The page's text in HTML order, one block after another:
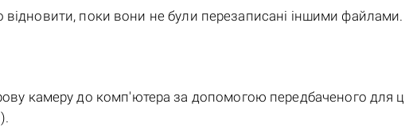
поки вони не були перезаписані іншими файлами.
камеру до комп'ютера за допомогою передбаченого для